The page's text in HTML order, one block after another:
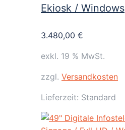
Ekiosk / Windows
3.480,00 €
exkl. 19 % MwSt.
zzgl. Versandkosten
Lieferzeit: Standard